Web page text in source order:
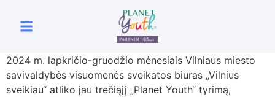
2024 m. lapkričio-gruodžio mėnesiais Vilniaus miesto
savivaldybės visuomenės sveikatos biuras „Vilnius
sveikiau“ atliko jau trečiąjį „Planet Youth“ tyrimą,